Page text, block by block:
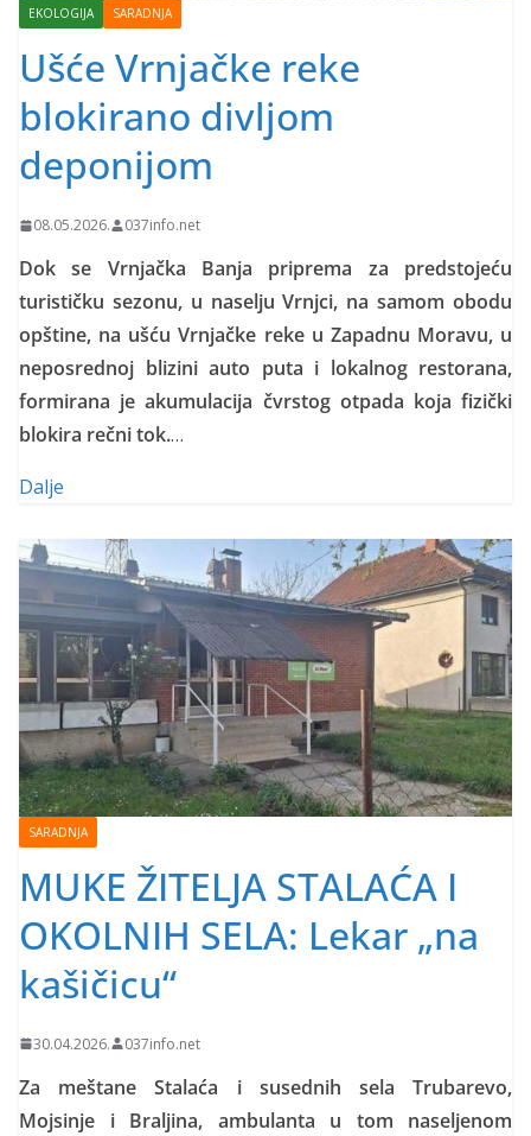
EKOLOGIJA SARADNJA
Ušće Vrnjačke reke
blokirano divljom
deponijom
08.05.2026. 037info.net
Dok se Vrnjačka Banja priprema za predstojeću
turističku sezonu, u naselju Vrnjci, na samom obodu
opštine, na ušću Vrnjačke reke u Zapadnu Moravu, u
neposrednoj blizini auto puta i lokalnog restorana,
formirana je akumulacija čvrstog otpada koja fizički
blokira rečni tok.…
Dalje
SARADNJA
MUKE ŽITELJA STALAĆA I
OKOLNIH SELA: Lekar „na
kašičicu“
30.04.2026. 037info.net
Za meštane Stalaća i susednih sela Trubarevo,
Mojsinje i Braljina, ambulanta u tom naseljenom